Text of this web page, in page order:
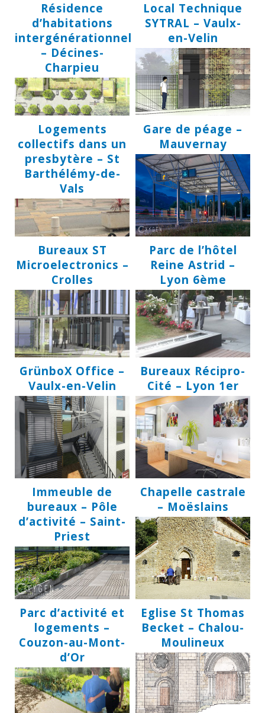
Résidence
d’habitations
intergénérationnelles
– Décines-
Charpieu
Local Technique
SYTRAL – Vaulx-
en-Velin
Logements
collectifs dans un
presbytère – St
Barthélémy-de-
Vals
Gare de péage –
Mauvernay
Bureaux ST
Microelectronics –
Crolles
Parc de l’hôtel
Reine Astrid –
Lyon 6ème
GrünboX Office –
Vaulx-en-Velin
Bureaux Récipro-
Cité – Lyon 1er
Immeuble de
bureaux – Pôle
d’activité – Saint-
Priest
Chapelle castrale
– Moëslains
Parc d’activité et
logements –
Couzon-au-Mont-
d’Or
Eglise St Thomas
Becket – Chalou-
Moulineux